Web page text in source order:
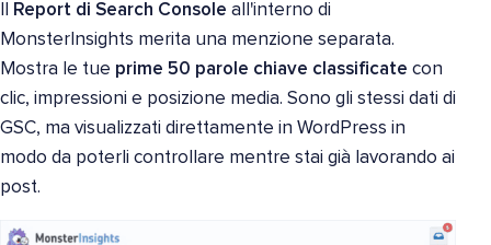
Il Report di Search Console all'interno di
MonsterInsights merita una menzione separata.
Mostra le tue prime 50 parole chiave classificate con
clic, impressioni e posizione media. Sono gli stessi dati di
GSC, ma visualizzati direttamente in WordPress in
modo da poterli controllare mentre stai già lavorando ai
post.